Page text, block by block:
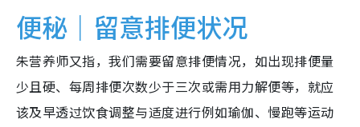
便秘｜留意排便状况
朱营养师又指，我们需要留意排便情况，如出现排便量
少且硬、每周排便次数少于三次或需用力解便等，就应
该及早透过饮食调整与适度进行例如瑜伽、慢跑等运动